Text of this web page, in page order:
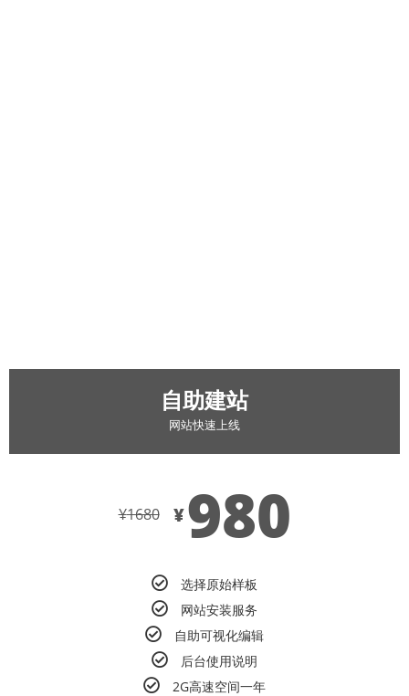
自助建站
网站快速上线
¥1680 ¥980
选择原始样板
网站安装服务
自助可视化编辑
后台使用说明
2G高速空间一年